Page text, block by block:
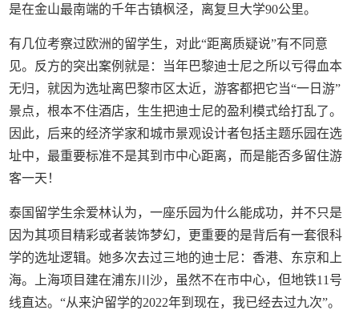
是在金山最南端的千年古镇枫泾，离复旦大学90公里。
有几位考察过欧洲的留学生，对此“距离质疑说”有不同意
见。反方的突出案例就是：当年巴黎迪士尼之所以亏得血本
无归，就因为选址离巴黎市区太近，游客都把它当“一日游”
景点，根本不住酒店，生生把迪士尼的盈利模式给打乱了。
因此，后来的经济学家和城市景观设计者包括主题乐园在选
址中，最重要标准不是其到市中心距离，而是能否多留住游
客一天！
泰国留学生余爱林认为，一座乐园为什么能成功，并不只是
因为其项目精彩或者装饰梦幻，更重要的是背后有一套很科
学的选址逻辑。她多次去过三地的迪士尼：香港、东京和上
海。上海项目建在浦东川沙，虽然不在市中心，但地铁11号
线直达。“从来沪留学的2022年到现在，我已经去过九次”。